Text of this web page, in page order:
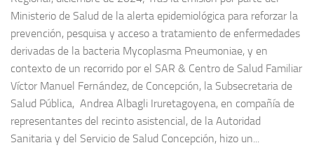
Ministerio de Salud de la alerta epidemiológica para reforzar la
prevención, pesquisa y acceso a tratamiento de enfermedades
derivadas de la bacteria Mycoplasma Pneumoniae, y en
contexto de un recorrido por el SAR & Centro de Salud Familiar
Víctor Manuel Fernández, de Concepción, la Subsecretaria de
Salud Pública, Andrea Albagli Iruretagoyena, en compañía de
representantes del recinto asistencial, de la Autoridad
Sanitaria y del Servicio de Salud Concepción, hizo un...